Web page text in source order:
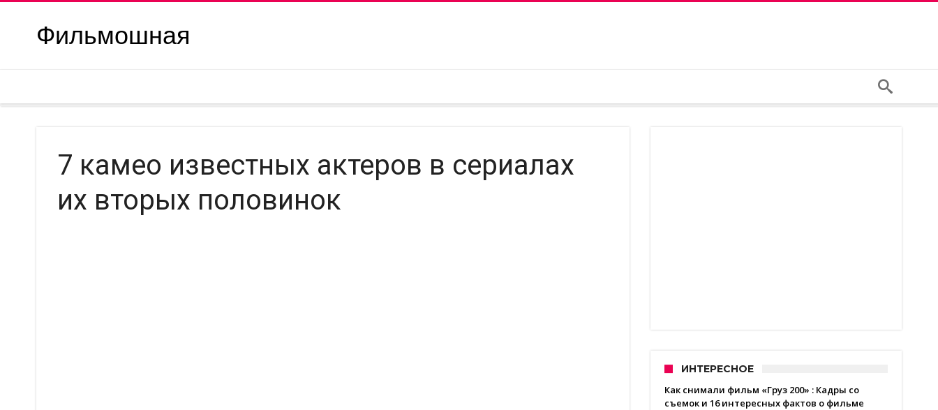
Фильмошная
7 камео известных актеров в сериалах
их вторых половинок
ИНТЕРЕСНОЕ
Как снимали фильм «Груз 200» : Кадры со
съемок и 16 интересных фактов о фильме